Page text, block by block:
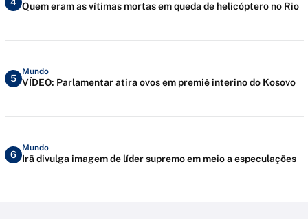
4 Quem eram as vítimas mortas em queda de helicóptero no Rio
5
Mundo
VÍDEO: Parlamentar atira ovos em premiê interino do Kosovo
6
Mundo
Irã divulga imagem de líder supremo em meio a especulações